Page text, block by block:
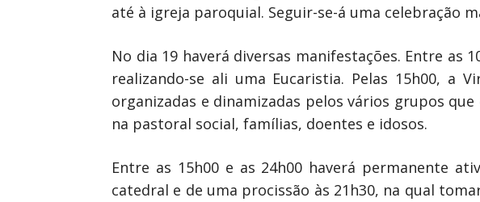
até à igreja paroquial. Seguir-se-á uma celebração
No dia 19 haverá diversas manifestações. Entre as
realizando-se ali uma Eucaristia. Pelas 15h00, a
organizadas e dinamizadas pelos vários grupos
na pastoral social, famílias, doentes e idosos.
Entre as 15h00 e as 24h00 haverá permanente
catedral e de uma procissão às 21h30, na qual